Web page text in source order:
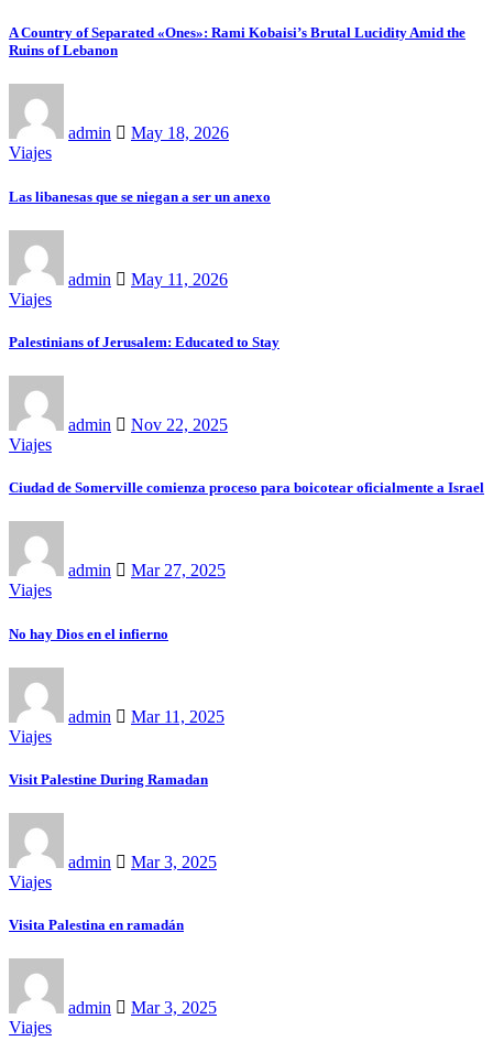
A Country of Separated «Ones»: Rami Kobaisi’s Brutal Lucidity Amid the
Ruins of Lebanon
admin
May 18, 2026
Viajes
Las libanesas que se niegan a ser un anexo
admin
May 11, 2026
Viajes
Palestinians of Jerusalem: Educated to Stay
admin
Nov 22, 2025
Viajes
Ciudad de Somerville comienza proceso para boicotear oficialmente a Israel
admin
Mar 27, 2025
Viajes
No hay Dios en el infierno
admin
Mar 11, 2025
Viajes
Visit Palestine During Ramadan
admin
Mar 3, 2025
Viajes
Visita Palestina en ramadán
admin
Mar 3, 2025
Viajes